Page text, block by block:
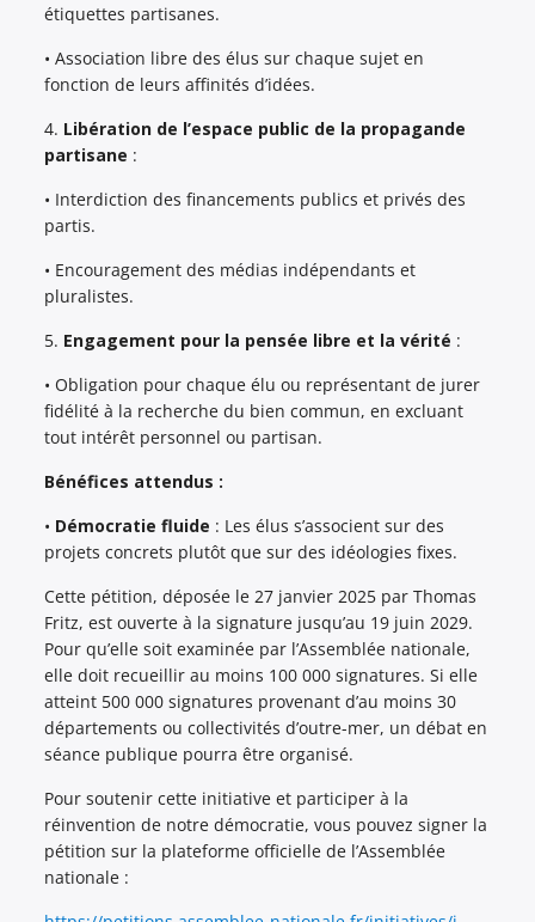
étiquettes partisanes.
• Association libre des élus sur chaque sujet en
fonction de leurs affinités d’idées.
4. Libération de l’espace public de la propagande
partisane :
• Interdiction des financements publics et privés des
partis.
• Encouragement des médias indépendants et
pluralistes.
5. Engagement pour la pensée libre et la vérité :
• Obligation pour chaque élu ou représentant de jurer
fidélité à la recherche du bien commun, en excluant
tout intérêt personnel ou partisan.
Bénéfices attendus :
• Démocratie fluide : Les élus s’associent sur des
projets concrets plutôt que sur des idéologies fixes.
Cette pétition, déposée le 27 janvier 2025 par Thomas
Fritz, est ouverte à la signature jusqu’au 19 juin 2029.
Pour qu’elle soit examinée par l’Assemblée nationale,
elle doit recueillir au moins 100 000 signatures. Si elle
atteint 500 000 signatures provenant d’au moins 30
départements ou collectivités d’outre-mer, un débat en
séance publique pourra être organisé.
Pour soutenir cette initiative et participer à la
réinvention de notre démocratie, vous pouvez signer la
pétition sur la plateforme officielle de l’Assemblée
nationale :